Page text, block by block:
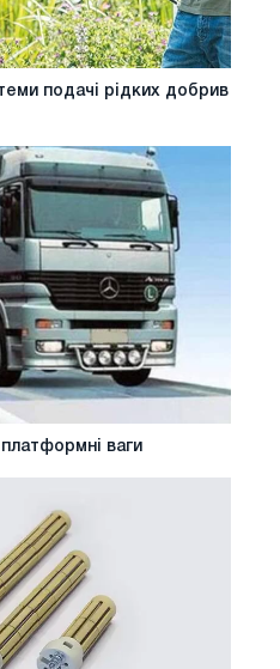
подачі рідких добрив
ваги